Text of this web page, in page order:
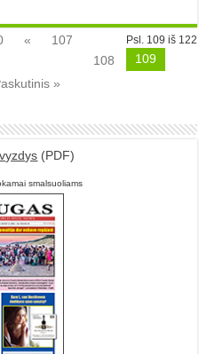
Psl. 109 iš 122
«
107
108
109
»
(PDF)
smalsuoliams